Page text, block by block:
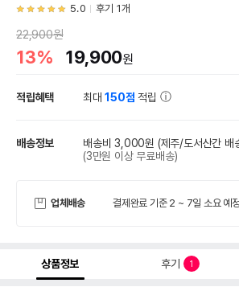
5.0 후기 1개
22,900원
13% 19,900원
적립혜택 최대150점 적립
배송정보 배송비 3,000원 (제주/도서산간 배
(3만원 이상 무료배송)
업체배송 결제완료 기준 2 ~ 7일 소요 예정
상품정보 후기 1